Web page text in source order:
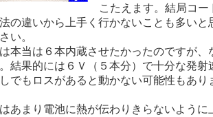
こたえます。結局コー
の違いから上手く行かないことも多いと
い。
本当は６本内蔵させたかったのですが、
結果的には６Ｖ（５本分）で十分な発射
でもロスがあると動かない可能性もあり
あまり電池に熱が伝わりきらないように